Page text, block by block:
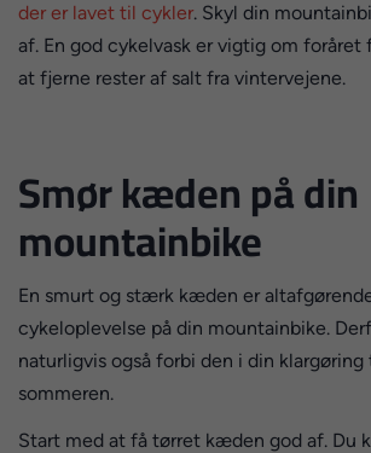
der er lavet til cykler. Skyl din
af. En god cykelvask er vigtig om foråret
at fjerne rester af salt fra vintervejene.
Smør kæden på din
mountainbike
En smurt og stærk kæden er
cykeloplevelse på din mountainbike.
naturligvis også forbi den i din
sommeren.
Start med at få tørret kæden god af. Du